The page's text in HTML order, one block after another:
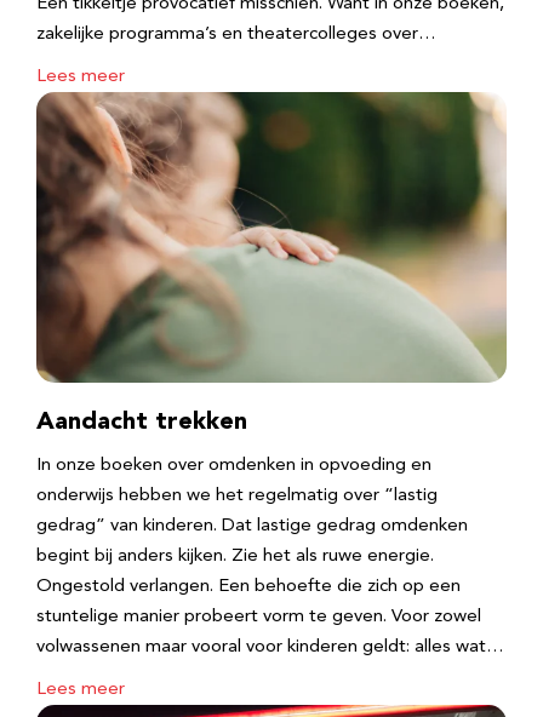
Een tikkeltje provocatief misschien. Want in onze boeken,
zakelijke programma’s en theatercolleges over…
Lees meer
Aandacht trekken
In onze boeken over omdenken in opvoeding en
onderwijs hebben we het regelmatig over “lastig
gedrag” van kinderen. Dat lastige gedrag omdenken
begint bij anders kijken. Zie het als ruwe energie.
Ongestold verlangen. Een behoefte die zich op een
stuntelige manier probeert vorm te geven. Voor zowel
volwassenen maar vooral voor kinderen geldt: alles wat…
Lees meer